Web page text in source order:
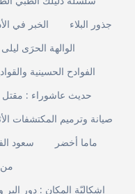
الخبر في
جذور البلاء
الوالهة الحرَى
الفوادح الحسينية
حديث عاشوراء : مقتل
صيانة وترميم المكتشفات
سعود
ماما أخضر
من
إشكاليّة المكان : دور